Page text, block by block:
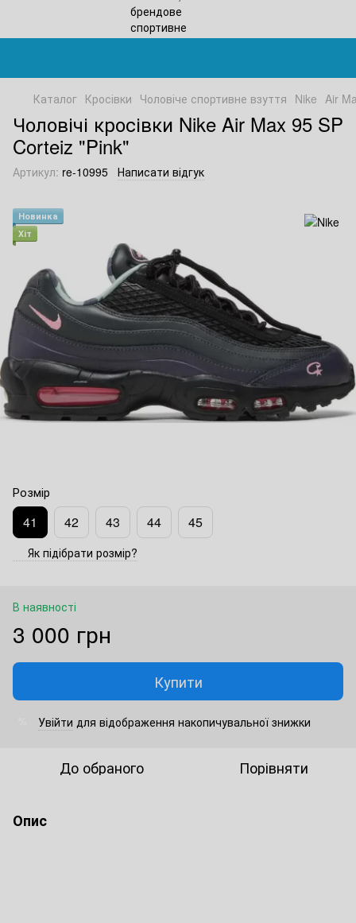
Каталог Кросівки Чоловіче спортивне взуття Nike Air
Чоловічі кросівки Nike Air Max 95 SP
Corteiz "Pink"
Артикул: re-10995 Написати відгук
Новинка
Хіт
Розмір
41 42 43 44 45
Як підібрати розмір?
В наявності
3 000 грн
Купити
Увійти для відображення накопичувальної знижки
До обраного Порівняти
Опис